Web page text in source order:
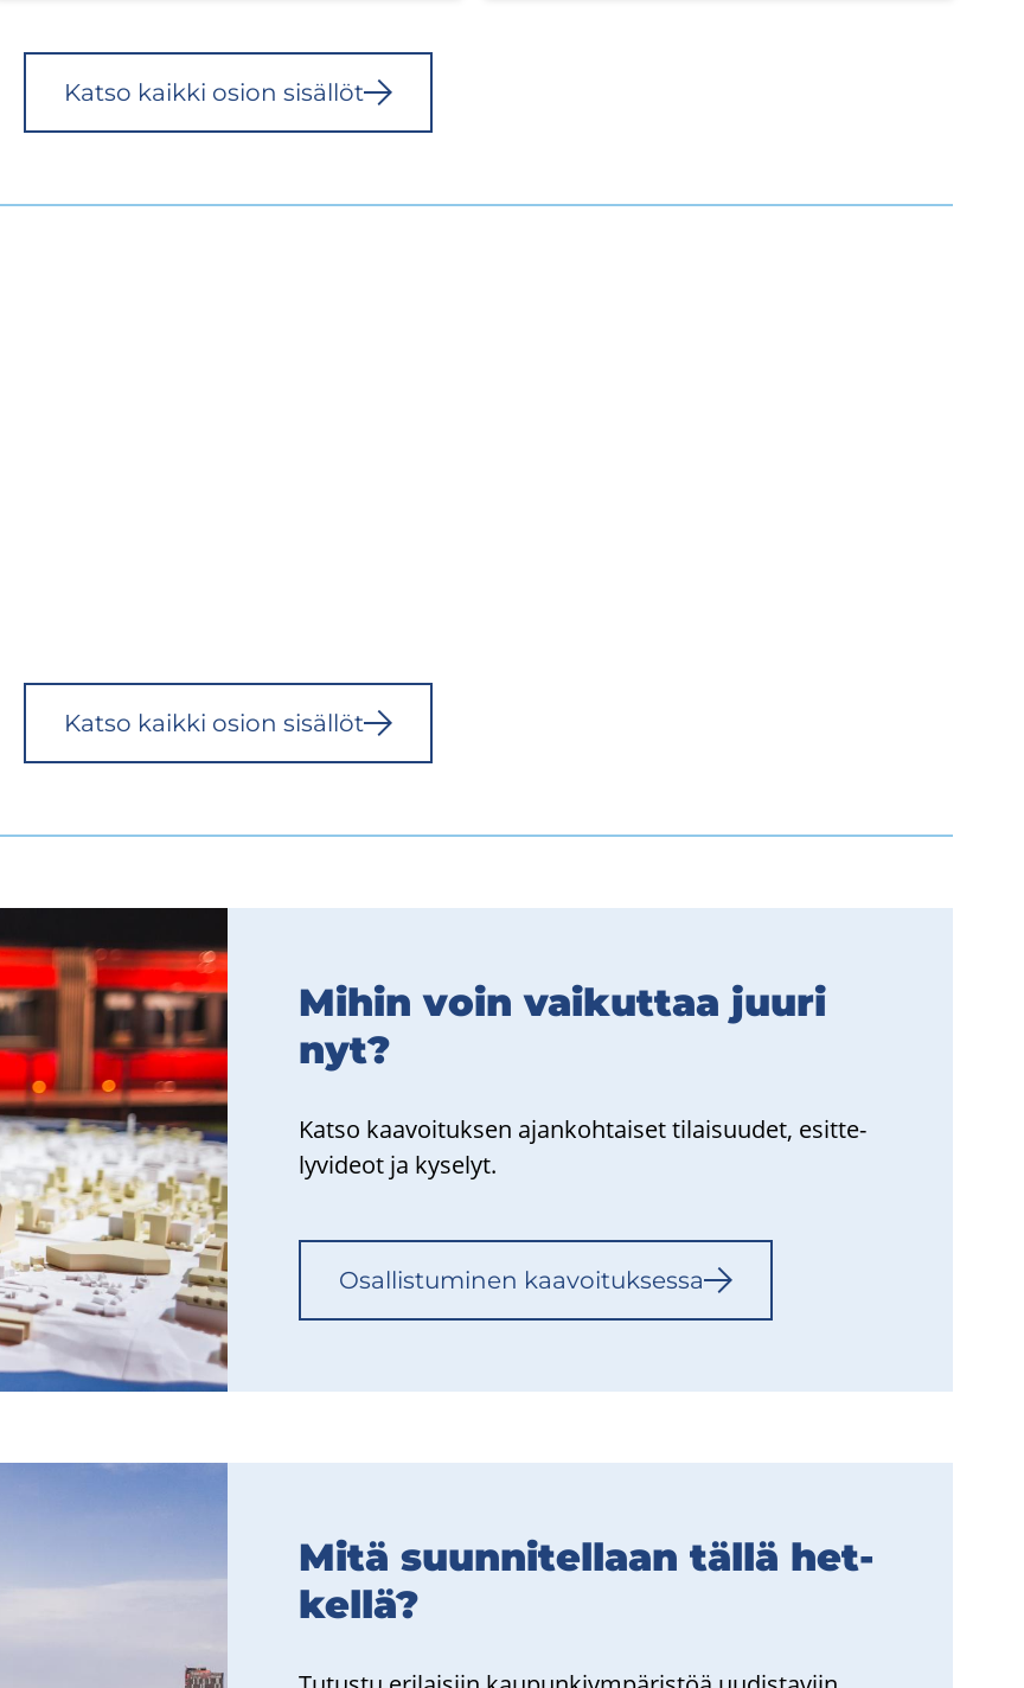
Katso kaik­ki osion si­säl­löt
Katso kaik­ki osion si­säl­löt
Mihin voin vai­kut­taa juuri
nyt?
Katso kaa­voi­tuk­sen ajan­koh­tai­set ti­lai­suu­det, esit­te­
ly­vi­deot ja ky­se­lyt.
Osal­lis­tu­mi­nen kaa­voi­tuk­ses­sa
Mitä suun­ni­tel­laan tällä het­
kel­lä?